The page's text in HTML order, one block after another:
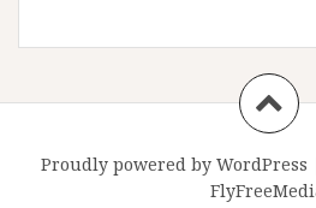
Proudly powered by WordPress